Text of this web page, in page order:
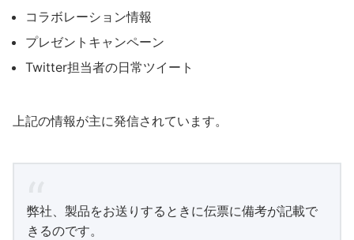
コラボレーション情報
プレゼントキャンペーン
Twitter担当者の日常ツイート
上記の情報が主に発信されています。
弊社、製品をお送りするときに伝票に備考が記載で
きるのです。